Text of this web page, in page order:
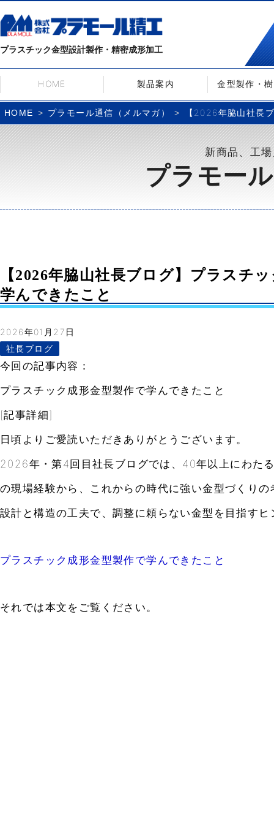
プラスチック金型設計製作・精密成形加工
HOME 製品案内 金型製作・
HOME プラモール通信（メルマガ） 【2026年脇山社長
新商品、工
プラモー
【2026年脇山社長ブログ】プラスチ
学んできたこと
2026年01月27日
社長ブログ
今回の記事内容：
プラスチック成形金型製作で学んできたこと
[記事詳細]
日頃よりご愛読いただきありがとうございます。
2026年・第4回目社長ブログでは、40年以上にわた
の現場経験から、これからの時代に強い金型づくり
設計と構造の工夫で、調整に頼らない金型を目指す
プラスチック成形金型製作で学んできたこと
それでは本文をご覧ください。